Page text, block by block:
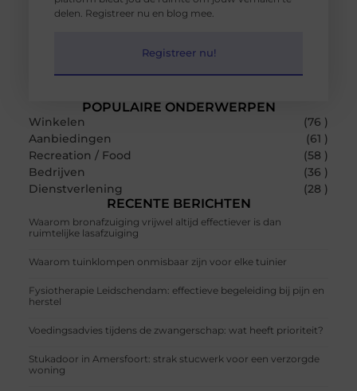
POPULAIRE ONDERWERPEN
Winkelen
(76 )
Aanbiedingen
(61 )
Recreation / Food
(58 )
Bedrijven
(36 )
Dienstverlening
(28 )
RECENTE BERICHTEN
Waarom bronafzuiging vrijwel altijd effectiever is dan
ruimtelijke lasafzuiging
Waarom tuinklompen onmisbaar zijn voor elke tuinier
Fysiotherapie Leidschendam: effectieve begeleiding bij pijn en
herstel
Voedingsadvies tijdens de zwangerschap: wat heeft prioriteit?
Stukadoor in Amersfoort: strak stucwerk voor een verzorgde
woning
delen. Registreer nu en blog mee.
Registreer nu!